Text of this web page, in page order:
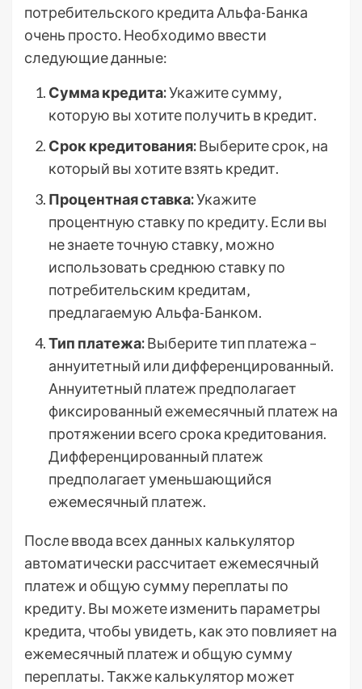
потребительского кредита Альфа-Банка
очень просто. Необходимо ввести
следующие данные:
Сумма кредита:Укажите сумму‚
которую вы хотите получить в кредит.
Срок кредитования:Выберите срок‚ на
который вы хотите взять кредит.
Процентная ставка:Укажите
процентную ставку по кредиту. Если вы
не знаете точную ставку‚ можно
использовать среднюю ставку по
потребительским кредитам‚
предлагаемую Альфа-Банком.
Тип платежа:Выберите тип платежа –
аннуитетный или дифференцированный.
Аннуитетный платеж предполагает
фиксированный ежемесячный платеж на
протяжении всего срока кредитования.
Дифференцированный платеж
предполагает уменьшающийся
ежемесячный платеж.
После ввода всех данных калькулятор
автоматически рассчитает ежемесячный
платеж и общую сумму переплаты по
кредиту. Вы можете изменить параметры
кредита‚ чтобы увидеть‚ как это повлияет на
ежемесячный платеж и общую сумму
переплаты. Также калькулятор может